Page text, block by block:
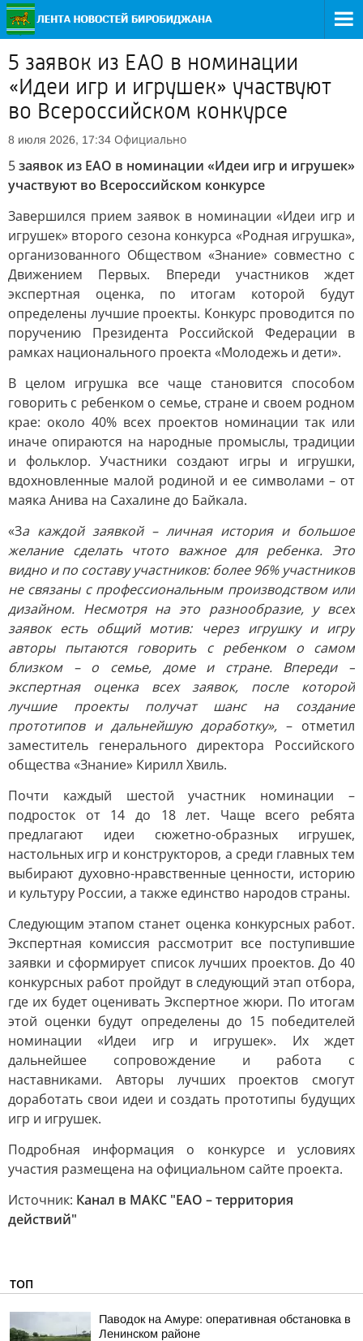
5 заявок из ЕАО в номинации
«Идеи игр и игрушек» участвуют
во Всероссийском конкурсе
8 июля 2026, 17:34 Официально
5заявок из ЕАО в номинации «Идеи игр и игрушек»
участвуют во Всероссийском конкурсе
Завершился прием заявок в номинации «Идеи игр и
игрушек» второго сезона конкурса «Родная игрушка»,
организованного Обществом «Знание» совместно с
Движением Первых. Впереди участников ждет
экспертная оценка, по итогам которой будут
определены лучшие проекты. Конкурс проводится по
поручению Президента Российской Федерации в
рамках национального проекта «Молодежь и дети».
В целом игрушка все чаще становится способом
говорить с ребенком о семье, стране и своем родном
крае: около 40% всех проектов номинации так или
иначе опираются на народные промыслы, традиции
и фольклор. Участники создают игры и игрушки,
вдохновленные малой родиной и ее символами – от
маяка Анива на Сахалине до Байкала.
«За каждой заявкой – личная история и большое
желание сделать чтото важное для ребенка. Это
видно и по составу участников: более 96% участников
не связаны с профессиональным производством или
дизайном. Несмотря на это разнообразие, у всех
заявок есть общий мотив: через игрушку и игру
авторы пытаются говорить с ребенком о самом
близком – о семье, доме и стране. Впереди –
экспертная оценка всех заявок, после которой
лучшие проекты получат шанс на создание
прототипов и дальнейшую доработку», – отметил
заместитель генерального директора Российского
общества «Знание» Кирилл Хвиль.
Почти каждый шестой участник номинации –
подросток от 14 до 18 лет. Чаще всего ребята
предлагают идеи сюжетно-образных игрушек,
настольных игр и конструкторов, а среди главных тем
выбирают духовно-нравственные ценности, историю
и культуру России, а также единство народов страны.
Следующим этапом станет оценка конкурсных работ.
Экспертная комиссия рассмотрит все поступившие
заявки и сформирует список лучших проектов. До 40
конкурсных работ пройдут в следующий этап отбора,
где их будет оценивать Экспертное жюри. По итогам
этой оценки будут определены до 15 победителей
номинации «Идеи игр и игрушек». Их ждет
дальнейшее сопровождение и работа с
наставниками. Авторы лучших проектов смогут
доработать свои идеи и создать прототипы будущих
игр и игрушек.
Подробная информация о конкурсе и условиях
участия размещена на официальном сайте проекта.
Источник: Канал в МАКС "ЕАО – территория
действий"
ТОП
Паводок на Амуре: оперативная обстановка в
Ленинском районе